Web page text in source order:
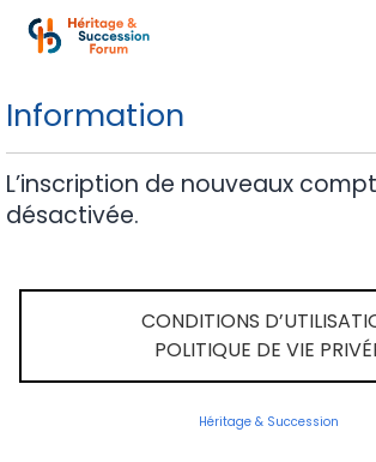
Information
L’inscription de nouveaux
désactivée.
CONDITIONS
POLITIQUE DE VIE
Héritage & Succession